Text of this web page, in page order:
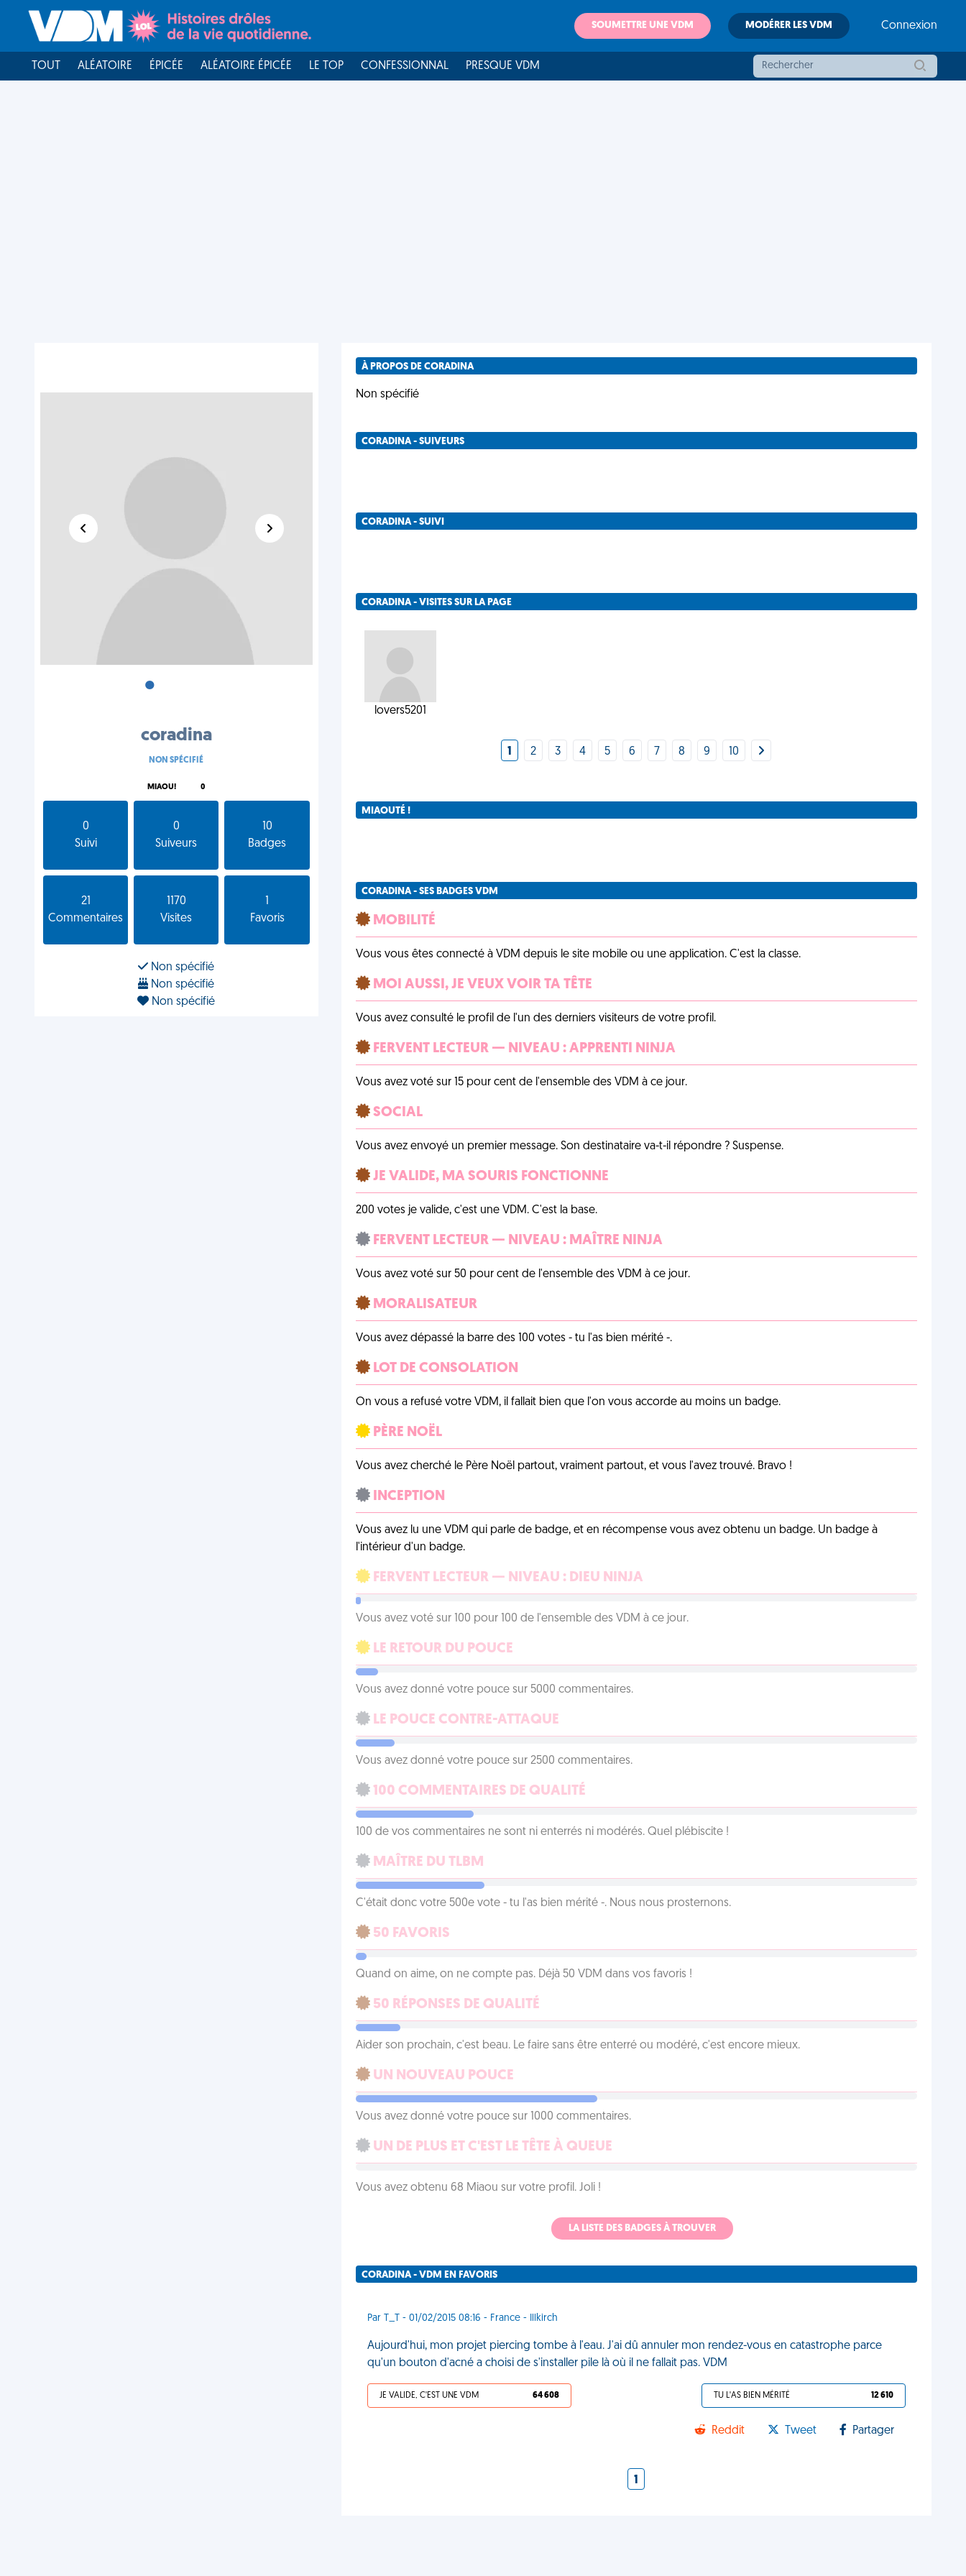
SOUMETTRE UNE VDM MODÉRER LES VDM Connexion
TOUT ALÉATOIRE ÉPICÉE ALÉATOIRE ÉPICÉE LE TOP CONFESSIONNAL PRESQUE VDM
•
coradina
NON SPÉCIFIÉ
MIAOU! 0
0
Suivi
0
Suiveurs
10
Badges
21
Commentaires
1170
Visites
Favoris
Non spécifié
Non spécifié
Non spécifié
À PROPOS DE CORADINA
Non spécifié
CORADINA - SUIVEURS
CORADINA - SUIVI
CORADINA - VISITES SUR LA PAGE
lovers5201
1 2 3 4 5 6 7 8 9 10
MIAOUTÉ !
CORADINA - SES BADGES VDM
MOBILITÉ
Vous vous êtes connecté à VDM depuis le site mobile ou une application. C'est la classe.
MOI AUSSI, JE VEUX VOIR TA TÊTE
Vous avez consulté le profil de l'un des derniers visiteurs de votre profil.
FERVENT LECTEUR — NIVEAU : APPRENTI NINJA
Vous avez voté sur 15 pour cent de l'ensemble des VDM à ce jour.
SOCIAL
Vous avez envoyé un premier message. Son destinataire va-t-il répondre ? Suspense.
JE VALIDE, MA SOURIS FONCTIONNE
200 votes je valide, c'est une VDM. C'est la base.
FERVENT LECTEUR — NIVEAU : MAÎTRE NINJA
Vous avez voté sur 50 pour cent de l'ensemble des VDM à ce jour.
MORALISATEUR
Vous avez dépassé la barre des 100 votes - tu l'as bien mérité -.
LOT DE CONSOLATION
On vous a refusé votre VDM, il fallait bien que l'on vous accorde au moins un badge.
PÈRE NOËL
Vous avez cherché le Père Noël partout, vraiment partout, et vous l'avez trouvé. Bravo !
INCEPTION
Vous avez lu une VDM qui parle de badge, et en récompense vous avez obtenu un badge. Un badge à
l'intérieur d'un badge.
FERVENT LECTEUR — NIVEAU : DIEU NINJA
Vous avez voté sur 100 pour 100 de l'ensemble des VDM à ce jour.
LE RETOUR DU POUCE
Vous avez donné votre pouce sur 5000 commentaires.
LE POUCE CONTRE-ATTAQUE
Vous avez donné votre pouce sur 2500 commentaires.
100 COMMENTAIRES DE QUALITÉ
100 de vos commentaires ne sont ni enterrés ni modérés. Quel plébiscite !
MAÎTRE DU TLBM
C'était donc votre 500e vote - tu l'as bien mérité -. Nous nous prosternons.
50 FAVORIS
Quand on aime, on ne compte pas. Déjà 50 VDM dans vos favoris !
50 RÉPONSES DE QUALITÉ
Aider son prochain, c'est beau. Le faire sans être enterré ou modéré, c'est encore mieux.
UN NOUVEAU POUCE
Vous avez donné votre pouce sur 1000 commentaires.
UN DE PLUS ET C'EST LE TÊTE À QUEUE
Vous avez obtenu 68 Miaou sur votre profil. Joli !
LA LISTE DES BADGES À TROUVER
CORADINA - VDM EN FAVORIS
Par T_T - 01/02/2015 08:16 - France - Illkirch
Aujourd'hui, mon projet piercing tombe à l'eau. J'ai dû annuler mon rendez-vous en catastrophe parce
qu'un bouton d'acné a choisi de s'installer pile là où il ne fallait pas. VDM
JE VALIDE, C'EST UNE VDM 64 608 TU L'AS BIEN MÉRITÉ 12 610
Reddit Tweet Partager
1